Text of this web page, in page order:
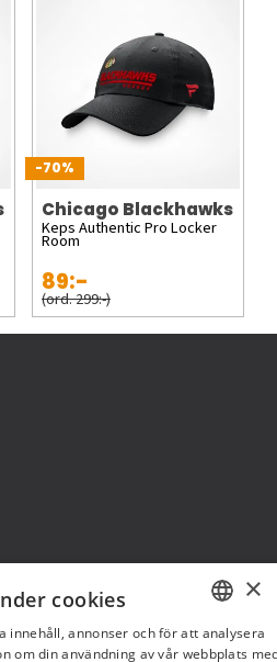
-70%
Chicago Blackhawks
Keps Authentic Pro Locker
Room
89:-
(ord. 299:-)
SWEDISH
×
cookies
innehåll, annonser och för att analysera
om din användning av vår webbplats